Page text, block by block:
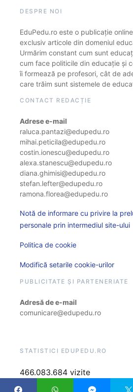
DESPRE NOI
EduPedu.ro este o publicație
exclusiv articole din domeniul
Urmărim constant cum sunt
cum face politicile din educație și
îi formează pe profesori, cât de
care trăim sunt sistemele de
CONTACT REDACȚIE
Adrese e-mail
raluca.pantazi@edupedu.ro
mihai.peticila@edupedu.ro
costin.ionescu@edupedu.ro
alexa.stanescu@edupedu.ro
diana.ghimisi@edupedu.ro
stefan.lefter@edupedu.ro
ramona.florea@edupedu.ro
Notă de informare cu privire la
personale prin intermediul site-ului
Politica de cookie
Modifică setarile cookie-urilor
PUBLICITATE ȘI PARTENERIATE
Adresă de e-mail
comunicare@edupedu.ro
STATISTICI EDUPEDU.RO
466.083.684 vizite